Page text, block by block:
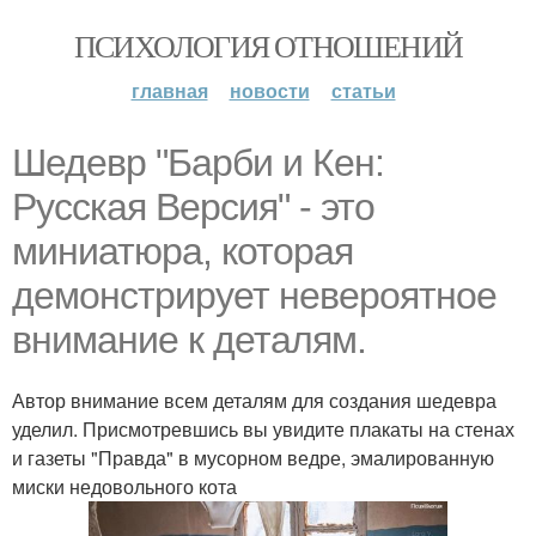
ПСИХОЛОГИЯ ОТНОШЕНИЙ
главная новости статьи
Шедевр "Барби и Кен:
Русская Версия" - это
миниатюра, которая
демонстрирует невероятное
внимание к деталям.
Автор внимание всем деталям для создания шедевра
уделил. Присмотревшись вы увидите плакаты на стенах
и газеты "Правда" в мусорном ведре, эмалированную
миски недовольного кота